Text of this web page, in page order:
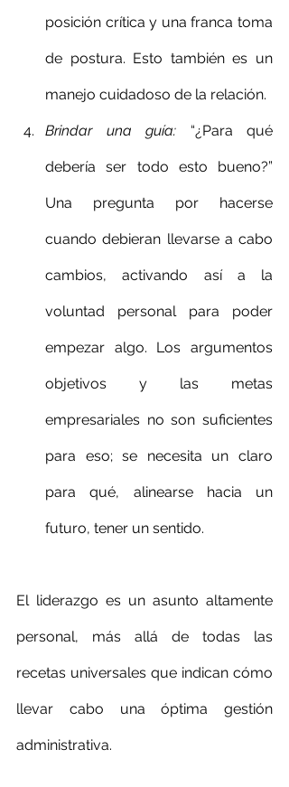
posición crítica y una franca toma
de postura. Esto también es un
manejo cuidadoso de la relación.
Brindar una guía: “¿Para qué
debería ser todo esto bueno?”
Una pregunta por hacerse
cuando debieran llevarse a cabo
cambios, activando así a la
voluntad personal para poder
empezar algo. Los argumentos
objetivos y las metas
empresariales no son suficientes
para eso; se necesita un claro
para qué, alinearse hacia un
futuro, tener un sentido.
El liderazgo es un asunto altamente
personal, más allá de todas las
recetas universales que indican cómo
llevar cabo una óptima gestión
administrativa.